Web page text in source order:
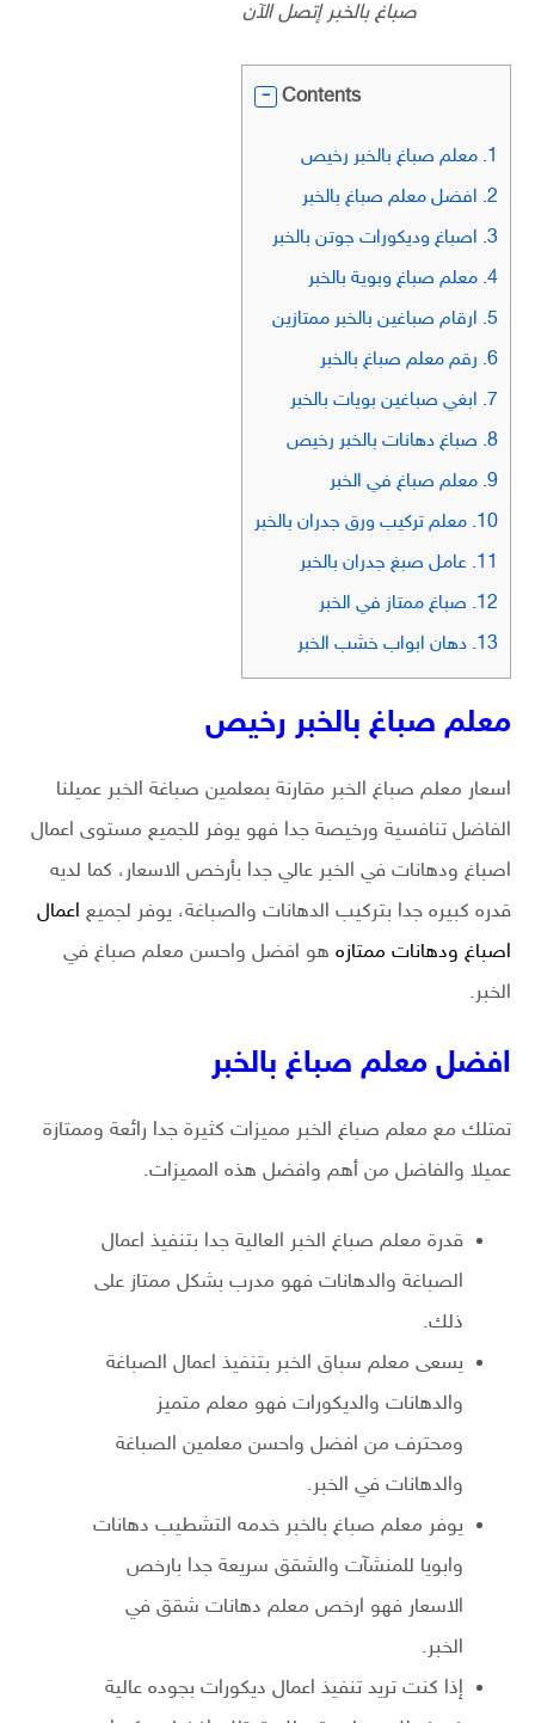
صباغ بالخبر إتصل الآن
Contents
1. معلم صباغ بالخبر رخيص
2. افضل معلم صباغ بالخبر
3. اصباغ وديكورات جوتن بالخبر
4. معلم صباغ وبوية بالخبر
5. ارقام صباغين بالخبر ممتازين
6. رقم معلم صباغ بالخبر
7. ابغي صباغين بويات بالخبر
8. صباغ دهانات بالخبر رخيص
9. معلم صباغ في الخبر
10. معلم تركيب ورق جدران بالخبر
11. عامل صبغ جدران بالخبر
12. صباغ ممتاز في الخبر
13. دهان ابواب خشب الخبر
معلم صباغ بالخبر رخيص
اسعار معلم صباغ الخبر مقارنة بمعلمين صباغة الخبر عميلنا
الفاضل تنافسية ورخيصة جدا فهو يوفر للجميع مستوى اعمال
اصباغ ودهانات في الخبر عالي جدا بأرخص الاسعار، كما لديه
قدره كبيره جدا بتركيب الدهانات والصباغة، يوفر لجميع اعمال
اصباغ ودهانات ممتازه هو افضل واحسن معلم صباغ في
الخبر.
افضل معلم صباغ بالخبر
تمتلك مع معلم صباغ الخبر مميزات كثيرة جدا رائعة وممتازة
عميلا والفاضل من أهم وافضل هذه المميزات.
قدرة معلم صباغ الخبر العالية جدا بتنفيذ اعمال
الصباغة والدهانات فهو مدرب بشكل ممتاز على
ذلك.
يسعى معلم سباق الخبر بتنفيذ اعمال الصباغة
والدهانات والديكورات فهو معلم متميز
ومحترف من افضل واحسن معلمين الصباغة
والدهانات في الخبر.
يوفر معلم صباغ بالخبر خدمه التشطيب دهانات
وابويا للمنشآت والشقق سريعة جدا بارخص
الاسعار فهو ارخص معلم دهانات شقق في
الخبر.
إذا كنت تريد تنفيذ اعمال ديكورات بجوده عالية